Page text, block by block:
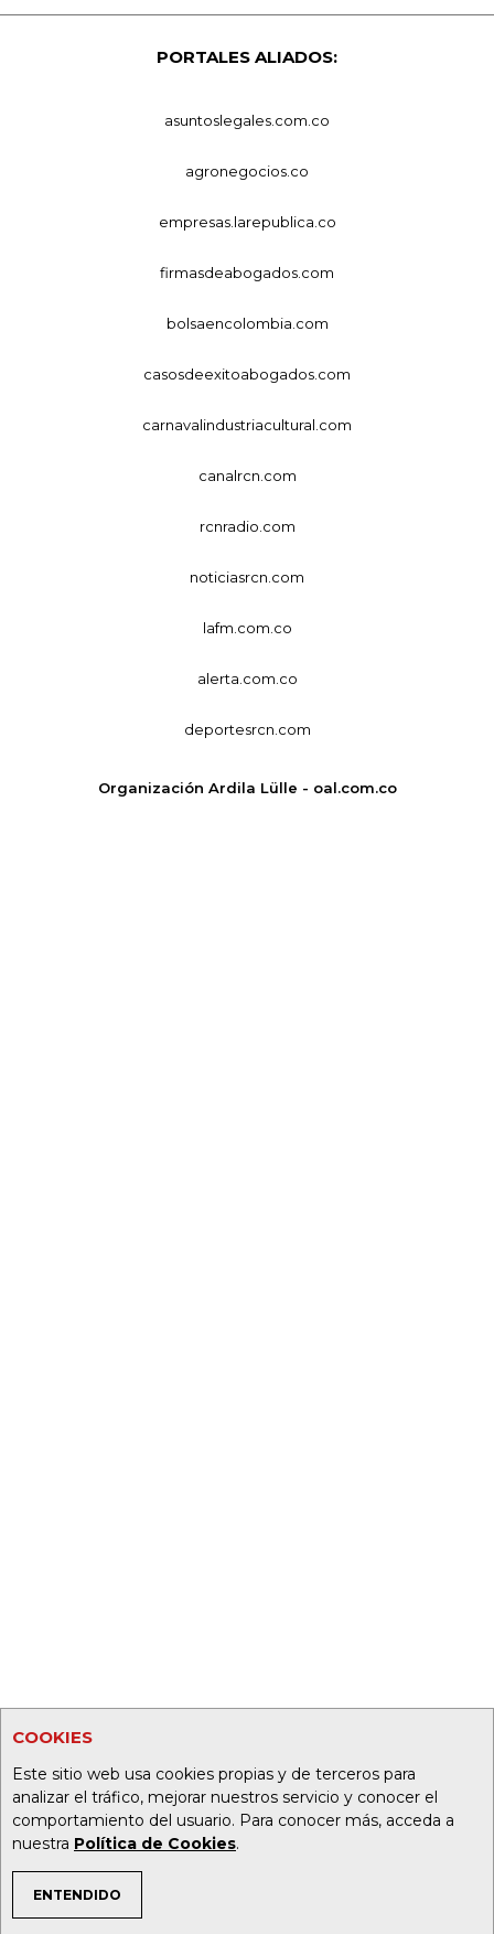
COOKIES
Este sitio web usa cookies propias y de terceros para
analizar el tráfico, mejorar nuestros servicio y conocer el
comportamiento del usuario. Para conocer más, acceda a
nuestra Política de Cookies.
ENTENDIDO
TEMAS DE INTERÉS
PORTALES ALIADOS:
asuntoslegales.com.co
agronegocios.co
empresas.larepublica.co
firmasdeabogados.com
bolsaencolombia.com
casosdeexitoabogados.com
carnavalindustriacultural.com
canalrcn.com
rcnradio.com
noticiasrcn.com
lafm.com.co
alerta.com.co
deportesrcn.com
Organización Ardila Lülle - oal.com.co